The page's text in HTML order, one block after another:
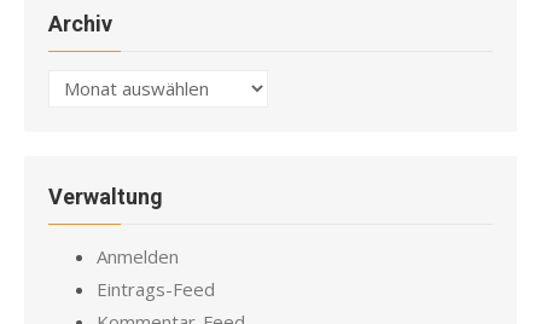
Archiv
Archiv
Verwaltung
Anmelden
Eintrags-Feed